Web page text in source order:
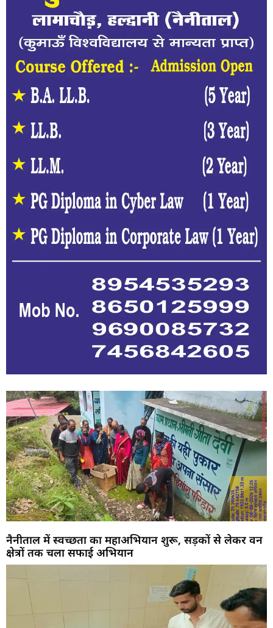
नैनीताल में स्वच्छता का महाअभियान शुरू, सड़कों से लेकर वन
क्षेत्रों तक चला सफाई अभियान